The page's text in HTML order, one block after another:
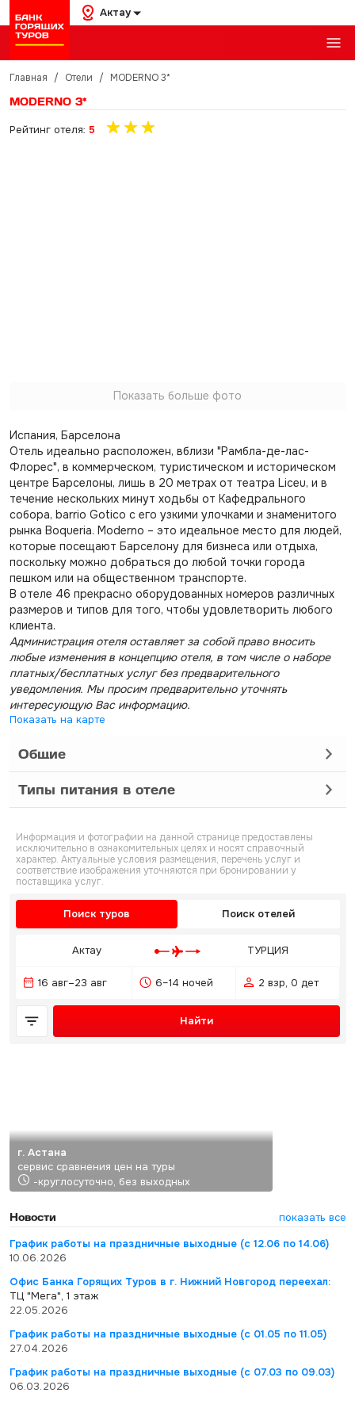
Актау
Главная / Отели / MODERNO 3*
MODERNO 3*
Рейтинг отеля: 5
Показать больше фото
Испания, Барселона
Отель идеально расположен, вблизи "Рамбла-де-лас-
Флорес", в коммерческом, туристическом и историческом
центре Барселоны, лишь в 20 метрах от театра Liceu, и в
течение нескольких минут ходьбы от Кафедрального
собора, barrio Gotico с его узкими улочками и знаменитого
рынка Boqueria. Moderno – это идеальное место для людей,
которые посещают Барселону для бизнеса или отдыха,
поскольку можно добраться до любой точки города
пешком или на общественном транспорте.
В отеле 46 прекрасно оборудованных номеров различных
размеров и типов для того, чтобы удовлетворить любого
клиента.
Администрация отеля оставляет за собой право вносить
любые изменения в концепцию отеля, в том числе о наборе
платных/бесплатных услуг без предварительного
уведомления. Мы просим предварительно уточнять
интересующую Вас информацию.
Показать на карте
Общие
Типы питания в отеле
Информация и фотографии на данной странице предоставлены
исключительно в ознакомительных целях и носят справочный
характер. Актуальные условия размещения, перечень услуг и
соответствие изображения уточняются при бронировании у
поставщика услуг.
Поиск туров Поиск отелей
Актау ТУРЦИЯ
16 авг–23 авг 6–14 ночей 2 взр, 0 дет
Найти
г. Астана
сервис сравнения цен на туры
-круглосуточно, без выходных
Новости
показать все
График работы на праздничные выходные (с 12.06 по 14.06)
10.06.2026
Офис Банка Горящих Туров в г. Нижний Новгород переехал:
ТЦ "Мега", 1 этаж
22.05.2026
График работы на праздничные выходные (с 01.05 по 11.05)
27.04.2026
График работы на праздничные выходные (с 07.03 по 09.03)
06.03.2026